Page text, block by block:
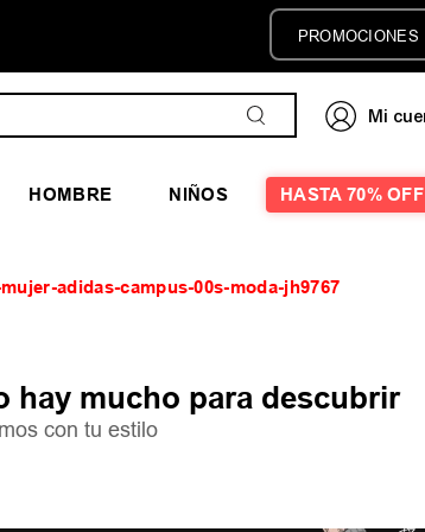
PROMOCIONES
HOMBRE NIÑOS HASTA 70% OFF
adidas-campus-00s-moda-jh9767
hay mucho para descubrir
con tu estilo